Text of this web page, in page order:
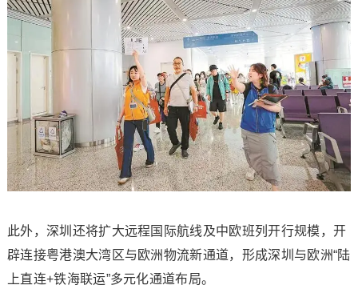
此外，深圳还将扩大远程国际航线及中欧班列开行规模，开
辟连接粤港澳大湾区与欧洲物流新通道，形成深圳与欧洲“陆
上直连+铁海联运”多元化通道布局。